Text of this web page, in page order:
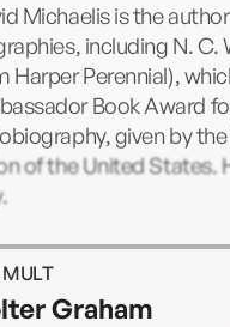
Michaelis is the
including N. C.
Harper Perennial),
Book Award
given by
of the United States.
Graham